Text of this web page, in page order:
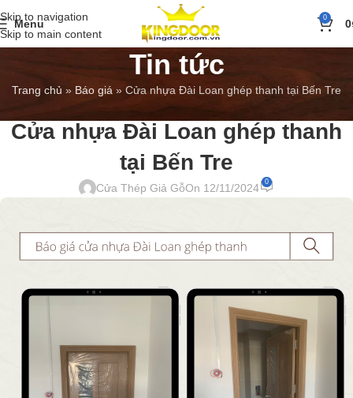
Skip to navigation
Skip to main content
Menu 0 0
Tin tức
Trang chủ » Báo giá » Cửa nhựa Đài Loan ghép thanh tại Bến Tre
BÁO GIÁ,
Cửa nhựa Đài Loan ghép thanh
tại Bến Tre
Cửa Thép Giả GỗOn 12/11/2024 0